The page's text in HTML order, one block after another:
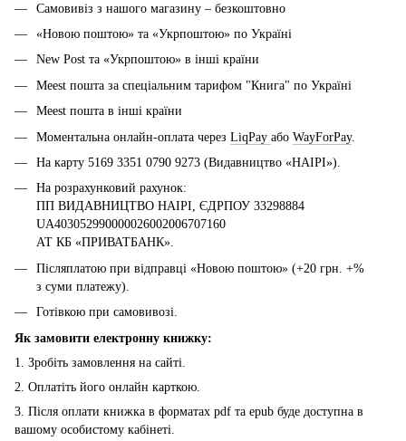
Самовивіз з нашого магазину – безкоштовно
«Новою поштою» та «Укрпоштою» по Україні
New Post та «Укрпоштою» в інші країни
Meest пошта за спеціальним тарифом "Книга" по Україні
Meest пошта в інші країни
Моментальна онлайн-оплата через LiqPay або WayForPay.
На карту 5169 3351 0790 9273 (Видавництво «НАІРІ»).
На розрахунковий рахунок:
ПП ВИДАВНИЦТВО НАІРІ, ЄДРПОУ 33298884
UA403052990000026002006707160
АТ КБ «ПРИВАТБАНК».
Післяплатою при відправці «Новою поштою» (+20 грн. +%
з суми платежу).
Готівкою при самовивозі.
Як замовити електронну книжку:
1. Зробіть замовлення на сайті.
2. Оплатіть його онлайн карткою.
3. Після оплати книжка в форматах pdf та epub буде доступна в
вашому особистому кабінеті.